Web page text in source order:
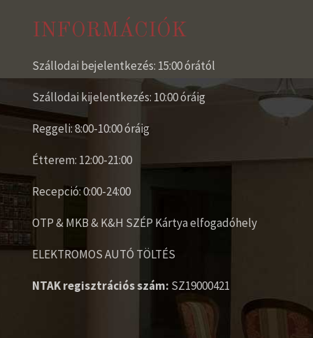
INFORMÁCIÓK
Szállodai bejelentkezés: 15:00 órától
Szállodai kijelentkezés: 10:00 óráig
Reggeli: 8:00-10:00 óráig
Étterem: 12:00-21:00
Recepció: 0:00-24:00
OTP & MKB & K&H SZÉP Kártya elfogadóhely
ELEKTROMOS AUTÓ TÖLTÉS
NTAK regisztrációs szám: SZ19000421